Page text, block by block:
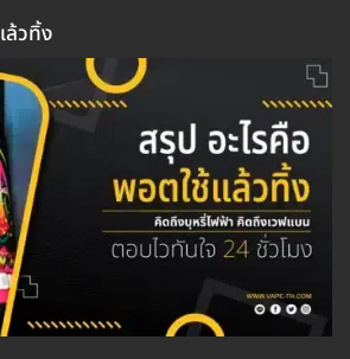
ล้วทิ้ง